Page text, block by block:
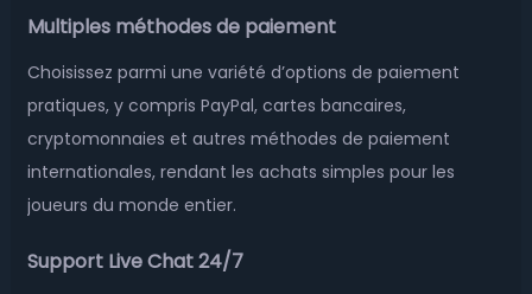
Multiples méthodes de paiement
Choisissez parmi une variété d’options de paiement
pratiques, y compris PayPal, cartes bancaires,
cryptomonnaies et autres méthodes de paiement
internationales, rendant les achats simples pour les
joueurs du monde entier.
Support Live Chat 24/7